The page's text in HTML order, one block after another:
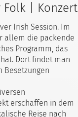
Folk | Konzert
Irish Session. Im
allem die packende
Programm, das
Dort findet man
Besetzungen
erschaffen in dem
Reise nach